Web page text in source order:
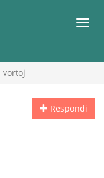
vortoj
Respondi